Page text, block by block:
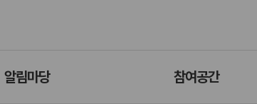
알림마당 참여공간